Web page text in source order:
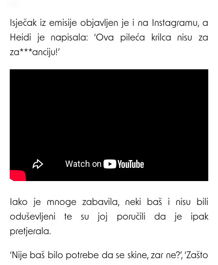
Isječak iz emisije objavljen je i na Instagramu, a
Heidi je napisala: ‘Ova pileća krilca nisu za
za***anciju!’
Iako je mnoge zabavila, neki baš i nisu bili
oduševljeni te su joj poručili da je ipak
pretjerala.
‘Nije baš bilo potrebe da se skine, zar ne?’, ‘Zašto